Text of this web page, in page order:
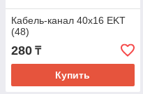
Кабель-канал 40х16 EKT
(48)
280 ₸
Купить